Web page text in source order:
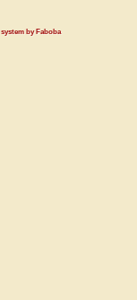
by Faboba